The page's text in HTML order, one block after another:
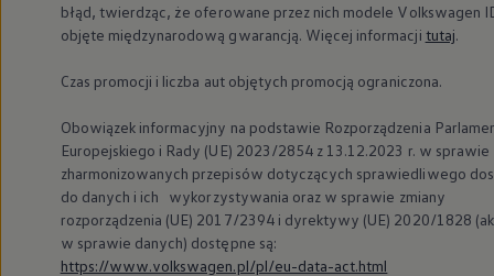
błąd, twierdząc, że oferowane przez nich modele Volkswagen
objęte międzynarodową gwarancją. Więcej informacji tutaj.
Czas promocji i liczba aut objętych promocją ograniczona.
Obowiązek informacyjny na podstawie Rozporządzenia
Europejskiego i Rady (UE) 2023/2854 z 13.12.2023 r. w sprawie
zharmonizowanych przepisów dotyczących sprawiedliwego
do danych i ich wykorzystywania oraz w sprawie zmiany
rozporządzenia (UE) 2017/2394 i dyrektywy (UE) 2020/1828
w sprawie danych) dostępne są:
https://www.volkswagen.pl/pl/eu-data-act.html